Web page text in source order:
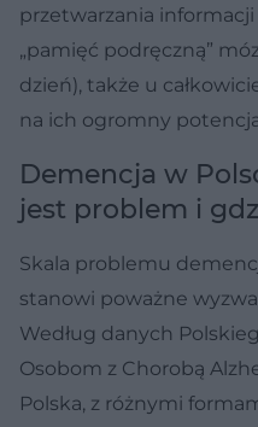
przetwarzania
„pamięć podręczną”
dzień), także u
na ich ogromny
Demencja w
jest problem i
Skala problemu
stanowi poważne
Według danych
Osobom z Chorobą
Polska, z różnymi